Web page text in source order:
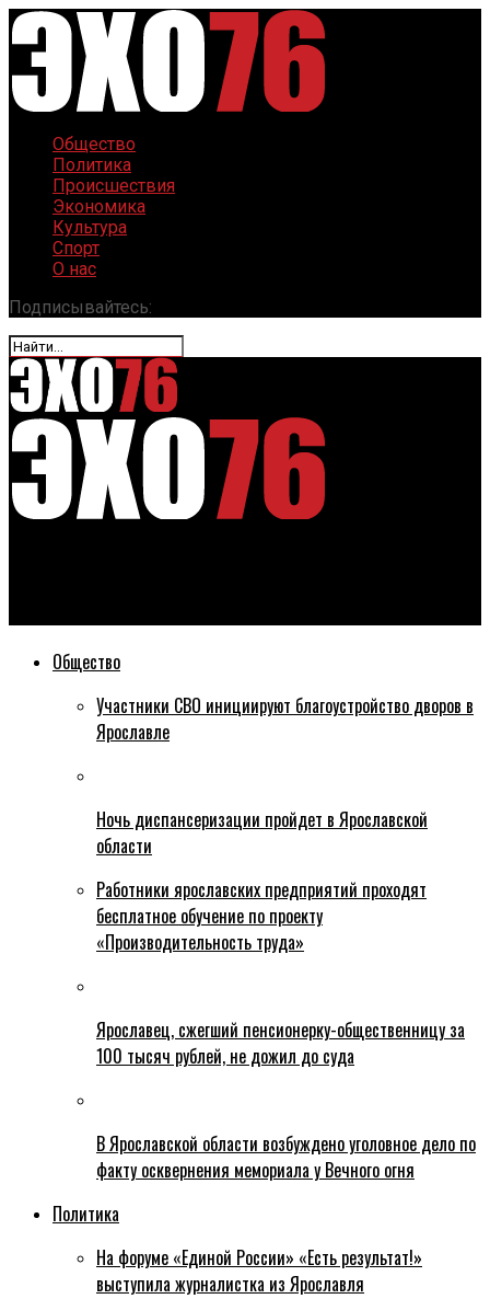
Общество
Политика
Происшествия
Экономика
Культура
Спорт
О нас
Подписывайтесь:
Общество
Участники СВО инициируют благоустройство дворов в
Ярославле
Ночь диспансеризации пройдет в Ярославской
области
Работники ярославских предприятий проходят
бесплатное обучение по проекту
«Производительность труда»
Ярославец, сжегший пенсионерку-общественницу за
100 тысяч рублей, не дожил до суда
В Ярославской области возбуждено уголовное дело по
факту осквернения мемориала у Вечного огня
Политика
На форуме «Единой России» «Есть результат!»
выступила журналистка из Ярославля